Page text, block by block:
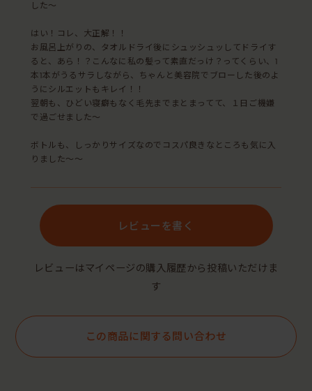
した〜
はい！コレ、大正解！！
お風呂上がりの、タオルドライ後にシュッシュッしてドライす
ると、あら！？こんなに私の髪って素直だっけ？ってくらい、1
本1本がうるサラしながら、ちゃんと美容院でブローした後のよ
うにシルエットもキレイ！！
翌朝も、ひどい寝癖もなく毛先までまとまってて、１日ご機嫌
で過ごせました〜
ボトルも、しっかりサイズなのでコスパ良きなところも気に入
りました〜〜
レビューを書く
レビューはマイページの購入履歴から投稿いただけま
す
この商品に関する問い合わせ